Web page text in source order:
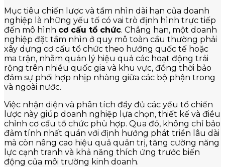
Mục tiêu chiến lược và tầm nhìn dài hạn của doanh
nghiệp là những yếu tố có vai trò định hình trực tiếp
đến mô hình cơ cấu tổ chức. Chẳng hạn, một doanh
nghiệp đặt tầm nhìn ở quy mô toàn cầu thường phải
xây dựng cơ cấu tổ chức theo hướng quốc tế hoặc
ma trận, nhằm quản lý hiệu quả các hoạt động trải
rộng trên nhiều quốc gia và khu vực, đồng thời bảo
đảm sự phối hợp nhịp nhàng giữa các bộ phận trong
và ngoài nước.
Việc nhận diện và phân tích đầy đủ các yếu tố chiến
lược này giúp doanh nghiệp lựa chọn, thiết kế và điều
chỉnh cơ cấu tổ chức phù hợp. Qua đó, không chỉ bảo
đảm tính nhất quán với định hướng phát triển lâu dài
mà còn nâng cao hiệu quả quản trị, tăng cường năng
lực cạnh tranh và khả năng thích ứng trước biến
động của môi trường kinh doanh.